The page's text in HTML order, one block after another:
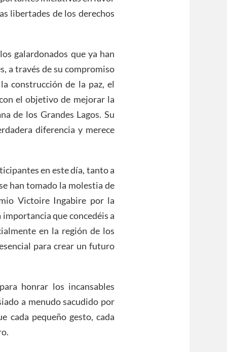
libertades de los derechos
galardonados que ya han
a través de su compromiso
construcción de la paz, el
el objetivo de mejorar la
de los Grandes Lagos. Su
diferencia y merece
en este día, tanto a
han tomado la molestia de
Victoire Ingabire por la
que concedéis a
en la región de los
para crear un futuro
honrar los incansables
a menudo sacudido por
cada pequeño gesto, cada